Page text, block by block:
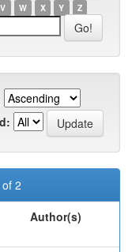
V W X Y Z
2
Author(s)